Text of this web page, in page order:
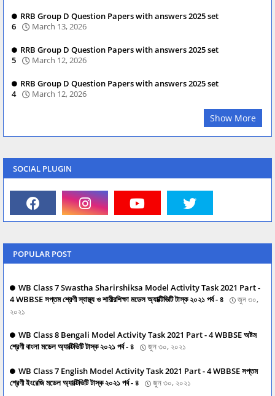
RRB Group D Question Papers with answers 2025 set
6
March 13, 2026
RRB Group D Question Papers with answers 2025 set
5
March 12, 2026
RRB Group D Question Papers with answers 2025 set
4
March 12, 2026
Show More
SOCIAL PLUGIN
POPULAR POST
WB Class 7 Swastha Sharirshiksa Model Activity Task 2021 Part -
4 WBBSE সপ্তম শ্রেণী স্বাস্থ্য ও শারীরশিক্ষা মডেল অ্যাক্টিভিটি টাস্ক ২০২১ পর্ব - ৪
জুন ৩০,
২০২১
WB Class 8 Bengali Model Activity Task 2021 Part - 4 WBBSE অষ্টম
শ্রেণী বাংলা মডেল অ্যাক্টিভিটি টাস্ক ২০২১ পর্ব - ৪
জুন ৩০, ২০২১
WB Class 7 English Model Activity Task 2021 Part - 4 WBBSE সপ্তম
শ্রেণী ইংরেজি মডেল অ্যাক্টিভিটি টাস্ক ২০২১ পর্ব - ৪
জুন ৩০, ২০২১